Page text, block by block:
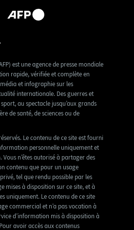
est une agence de presse mondiale
rapide, vérifiée et complète en
et infographie sur les
internationale. Des guerres et
au spectacle jusqu’aux grands
de santé, de sciences ou de
Le contenu de ce site est fourni
personnelle uniquement et
n’êtes autorisé à partager des
contenu que pour un usage
tel que rendu possible par les
mises à disposition sur ce site, et à
uniquement. Le contenu de ce site
commercial et n’a pas vocation à
d’information mis à disposition à
avoir accès aux contenus